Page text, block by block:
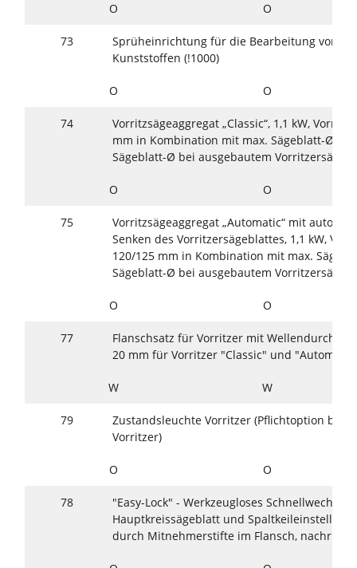
O O
73
Sprüheinrichtung für die Bearbeitung von
Kunststoffen (!1000)
O O
74
Vorritzsägeaggregat „Classic“, 1,1 kW,
mm in Kombination mit max. Sägeblatt-Ø
Sägeblatt-Ø bei ausgebautem
O O
75
Vorritzsägeaggregat „Automatic“ mit
Senken des Vorritzersägeblattes, 1,1 kW,
120/125 mm in Kombination mit max.
Sägeblatt-Ø bei ausgebautem
O O
77
Flanschsatz für Vorritzer mit
20 mm für Vorritzer "Classic" und
W W
79
Zustandsleuchte Vorritzer (Pflichtoption bei
Vorritzer)
O O
78
"Easy-Lock" - Werkzeugloses
Hauptkreissägeblatt und
durch Mitnehmerstifte im Flansch,